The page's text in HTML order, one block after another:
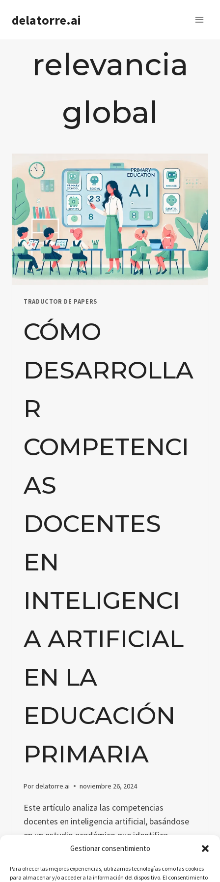
Gestionar consentimiento
Para ofrecer las mejores experiencias, utilizamos tecnologías como las cookies
para almacenar y/o acceder a la información del dispositivo. El consentimiento
delatorre.ai
relevancia
global
TRADUCTOR DE PAPERS
CÓMO
DESARROLLA
R
COMPETENCI
AS
DOCENTES
EN
INTELIGENCI
A ARTIFICIAL
EN LA
EDUCACIÓN
PRIMARIA
Pordelatorre.ai noviembre 26, 2024
Este artículo analiza las competencias
docentes en inteligencia artificial, basándose
en un estudio académico que identifica
conocimientos, habilidades y actitudes clave
Exploramos su relevancia global, retos y cómo